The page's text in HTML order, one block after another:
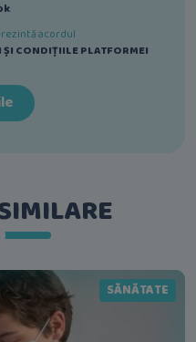
.
acordul
ȘI CONDIȚIILE PLATFORMEI
SĂNĂTATE